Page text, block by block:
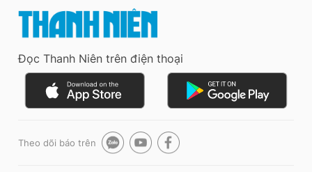
Đọc Thanh Niên trên điện thoại
Theo dõi báo trên